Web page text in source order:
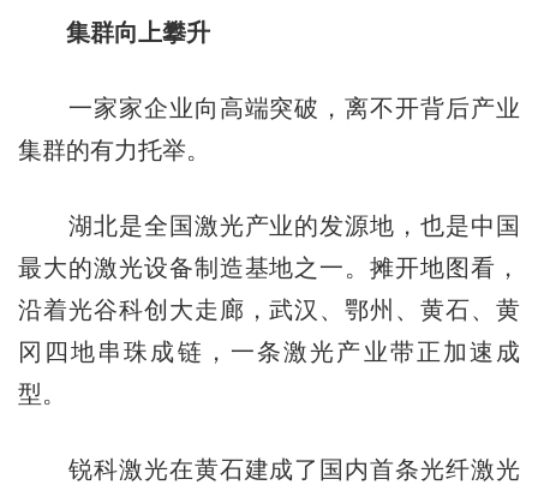
集群向上攀升
一家家企业向高端突破，离不开背后产业
集群的有力托举。
湖北是全国激光产业的发源地，也是中国
最大的激光设备制造基地之一。摊开地图看，
沿着光谷科创大走廊，武汉、鄂州、黄石、黄
冈四地串珠成链，一条激光产业带正加速成
型。
锐科激光在黄石建成了国内首条光纤激光